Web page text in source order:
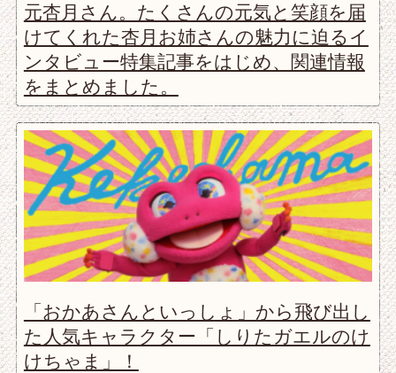
元杏月さん。たくさんの元気と笑顔を届
けてくれた杏月お姉さんの魅力に迫るイ
ンタビュー特集記事をはじめ、関連情報
をまとめました。
「おかあさんといっしょ」から飛び出し
た人気キャラクター「しりたガエルのけ
けちゃま」！